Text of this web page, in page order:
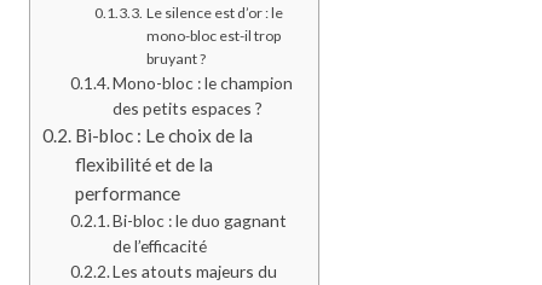
Le silence est d’or : le
mono-bloc est-il trop
bruyant ?
Mono-bloc : le champion
des petits espaces ?
Bi-bloc : Le choix de la
flexibilité et de la
performance
Bi-bloc : le duo gagnant
de l’efficacité
Les atouts majeurs du